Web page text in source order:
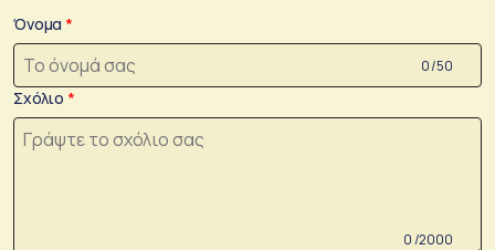
Όνομα
0 /50
Σχόλιο
0 /2000